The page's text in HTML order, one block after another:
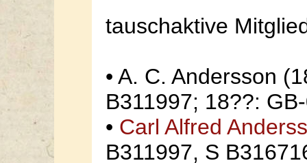
tauschaktive
• A. C. Andersson
B311997; 18??:
• Carl Alfred
B311997, S